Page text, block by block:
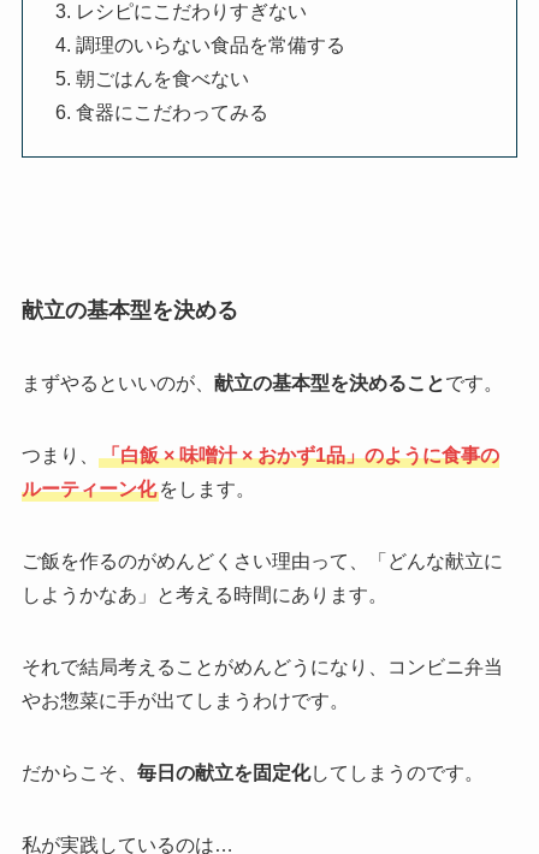
レシピにこだわりすぎない
調理のいらない食品を常備する
朝ごはんを食べない
食器にこだわってみる
献立の基本型を決める
まずやるといいのが、 献立の基本型を決めることです。
つまり、
「白飯 × 味噌汁 × おかず1品」のように食事の
ルーティーン化をします。
ご飯を作るのがめんどくさい理由って、「どんな献立に
しようかなあ」と考える時間にあります。
それで結局考えることがめんどうになり、コンビニ弁当
やお惣菜に手が出てしまうわけです。
だからこそ、 毎日の献立を固定化してしまうのです。
私が実践しているのは…